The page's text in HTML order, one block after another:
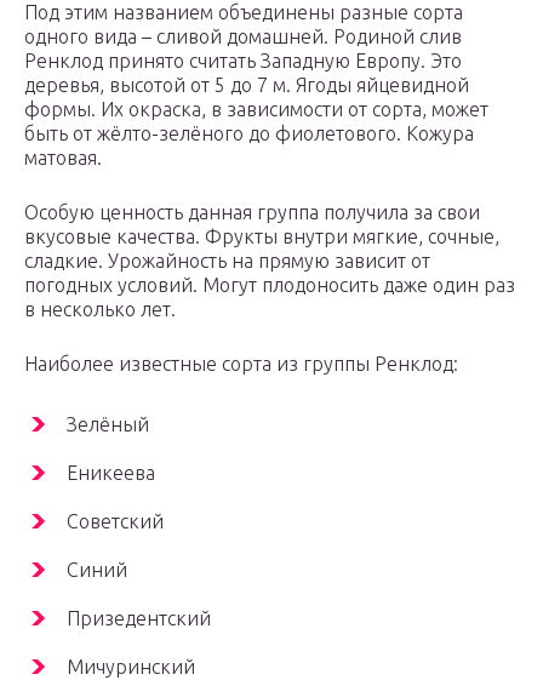
Под этим названием объединены разные сорта
одного вида – сливой домашней. Родиной слив
Ренклод принято считать Западную Европу. Это
деревья, высотой от 5 до 7 м. Ягоды яйцевидной
формы. Их окраска, в зависимости от сорта, может
быть от жёлто-зелёного до фиолетового. Кожура
матовая.
Особую ценность данная группа получила за свои
вкусовые качества. Фрукты внутри мягкие, сочные,
сладкие. Урожайность на прямую зависит от
погодных условий. Могут плодоносить даже один раз
в несколько лет.
Наиболее известные сорта из группы Ренклод:
Зелёный
Еникеева
Советский
Синий
Призедентский
Мичуринский